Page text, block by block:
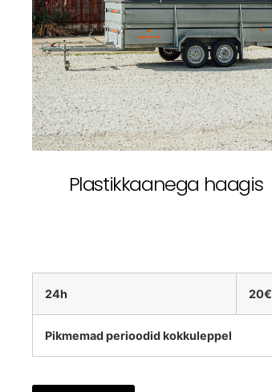
Plastikkaanega haagis
24h 20€
Pikmemad perioodid kokkuleppel